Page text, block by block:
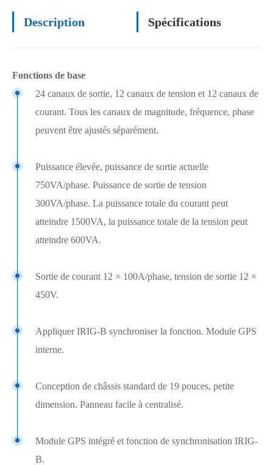
Description Spécifications
Fonctions de base
24 canaux de sortie, 12 canaux de tension et 12 canaux de
courant. Tous les canaux de magnitude, fréquence, phase
peuvent être ajustés séparément.
Puissance élevée, puissance de sortie actuelle
750VA/phase. Puissance de sortie de tension
300VA/phase. La puissance totale du courant peut
atteindre 1500VA, la puissance totale de la tension peut
atteindre 600VA.
Sortie de courant 12 × 100A/phase, tension de sortie 12 ×
450V.
Appliquer IRIG-B synchroniser la fonction. Module GPS
interne.
Conception de châssis standard de 19 pouces, petite
dimension. Panneau facile à centralisé.
Module GPS intégré et fonction de synchronisation IRIG-
B.